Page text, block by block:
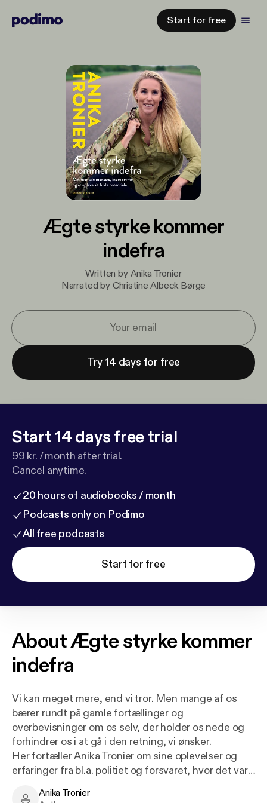
Start for free
Ægte styrke kommer
indefra
Written by Anika Tronier
Narrated by Christine Albeck Børge
Try 14 days for free
Start 14 days free trial
99 kr. / month after trial.
Cancel anytime.
20 hours of audiobooks / month
Podcasts only on Podimo
All free podcasts
Start for free
AboutÆgte styrke kommer
indefra
Vi kan meget mere, end vi tror. Men mange af os
bærer rundt på gamle fortællinger og
overbevisninger om os selv, der holder os nede og
forhindrer os i at gå i den retning, vi ønsker.
Her fortæller Anika Tronier om sine oplevelser og
erfaringer fra bl.a. politiet og forsvaret, hvor det var
indefra – det er hendes mantra.
Anika Tronier